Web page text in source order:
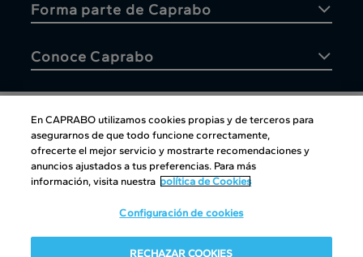
Forma parte de Caprabo
Conoce Caprabo
Atención al cliente
|Copyright|Política de cookies
En CAPRABO utilizamos cookies propias y de terceros para
asegurarnos de que todo funcione correctamente,
ofrecerte el mejor servicio y mostrarte recomendaciones y
anuncios ajustados a tus preferencias. Para más
información, visita nuestra política de Cookies
Configuración de cookies
RECHAZAR COOKIES